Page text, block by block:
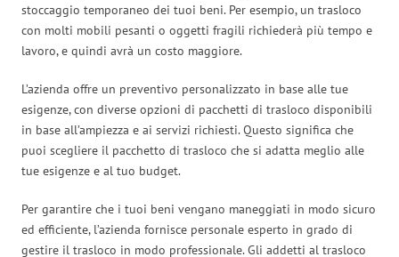
stoccaggio temporaneo dei tuoi beni. Per esempio, un trasloco
con molti mobili pesanti o oggetti fragili richiederà più tempo e
lavoro, e quindi avrà un costo maggiore.
L’azienda offre un preventivo personalizzato in base alle tue
esigenze, con diverse opzioni di pacchetti di trasloco disponibili
in base all’ampiezza e ai servizi richiesti. Questo significa che
puoi scegliere il pacchetto di trasloco che si adatta meglio alle
tue esigenze e al tuo budget.
Per garantire che i tuoi beni vengano maneggiati in modo sicuro
ed efficiente, l’azienda fornisce personale esperto in grado di
gestire il trasloco in modo professionale. Gli addetti al trasloco